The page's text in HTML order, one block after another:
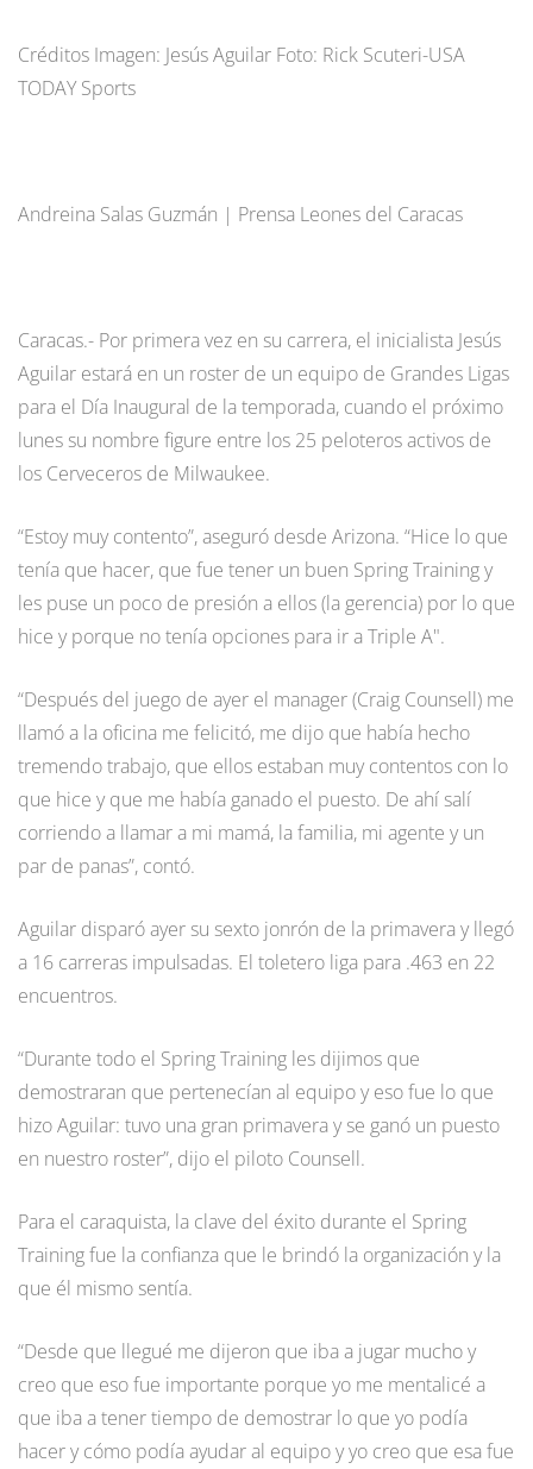
Créditos Imagen: Jesús Aguilar Foto: Rick Scuteri-USA
TODAY Sports
Andreina Salas Guzmán | Prensa Leones del Caracas
Caracas.- Por primera vez en su carrera, el inicialista Jesús
Aguilar estará en un roster de un equipo de Grandes Ligas
para el Día Inaugural de la temporada, cuando el próximo
lunes su nombre figure entre los 25 peloteros activos de
los Cerveceros de Milwaukee.
“Estoy muy contento”, aseguró desde Arizona. “Hice lo que
tenía que hacer, que fue tener un buen Spring Training y
les puse un poco de presión a ellos (la gerencia) por lo que
hice y porque no tenía opciones para ir a Triple A".
“Después del juego de ayer el manager (Craig Counsell) me
llamó a la oficina me felicitó, me dijo que había hecho
tremendo trabajo, que ellos estaban muy contentos con lo
que hice y que me había ganado el puesto. De ahí salí
corriendo a llamar a mi mamá, la familia, mi agente y un
par de panas”, contó.
Aguilar disparó ayer su sexto jonrón de la primavera y llegó
a 16 carreras impulsadas. El toletero liga para .463 en 22
encuentros.
“Durante todo el Spring Training les dijimos que
demostraran que pertenecían al equipo y eso fue lo que
hizo Aguilar: tuvo una gran primavera y se ganó un puesto
en nuestro roster”, dijo el piloto Counsell.
Para el caraquista, la clave del éxito durante el Spring
Training fue la confianza que le brindó la organización y la
que él mismo sentía.
“Desde que llegué me dijeron que iba a jugar mucho y
creo que eso fue importante porque yo me mentalicé a
que iba a tener tiempo de demostrar lo que yo podía
hacer y cómo podía ayudar al equipo y yo creo que esa fue